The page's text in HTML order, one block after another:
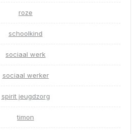
roze
schoolkind
sociaal werk
sociaal werker
spirit jeugdzorg
timon